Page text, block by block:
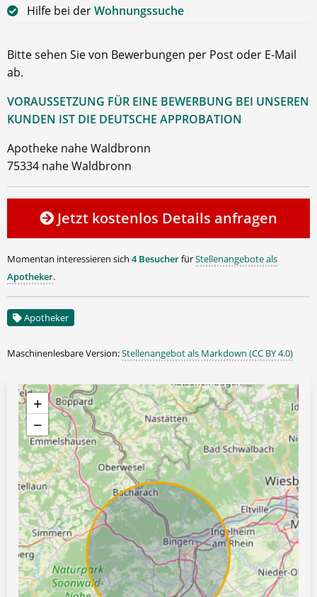
Hilfe bei derWohnungssuche
Bitte sehen Sie von Bewerbungen per Post oder E-Mail
ab.
VORAUSSETZUNG FÜR EINE BEWERBUNG BEI UNSEREN
KUNDEN IST DIE DEUTSCHE APPROBATION
Apotheke nahe Waldbronn
75334 nahe Waldbronn
Jetzt kostenlos Details anfragen
Momentan interessieren sich 4 BesucherfürStellenangebote als
Apotheker.
Apotheker
Maschinenlesbare Version:Stellenangebot als Markdown (CC BY 4.0)
+
−